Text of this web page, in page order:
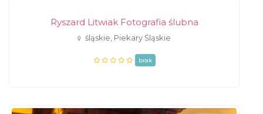
Ryszard Litwiak Fotografia ślubna
śląskie, Piekary Śląskie
brak